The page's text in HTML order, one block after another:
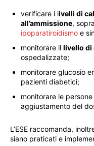
verificare i livelli di
all’ammissione,
ipoparatiroidismo e
monitorare il livello di
ospedalizzate;
monitorare glucosio
pazienti diabetici;
monitorare le
aggiustamento del
L’ESE raccomanda,
siano praticati e